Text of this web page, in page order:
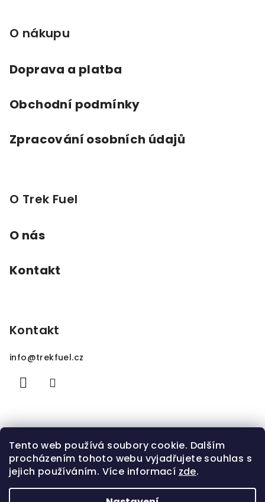
Tento web používá soubory cookie. Dalším
procházením tohoto webu vyjadřujete souhlas s
jejich používáním. Více informací zde.
O nákupu
Doprava a platba
Obchodní podmínky
Zpracování osobních údajů
O Trek Fuel
O nás
Kontakt
Kontakt
info@trekfuel.cz